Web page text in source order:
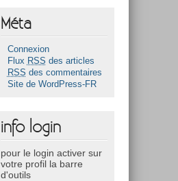
Méta
Connexion
Flux RSS des articles
RSS des commentaires
Site de WordPress-FR
info login
pour le login activer sur
votre profil la barre
d'outils